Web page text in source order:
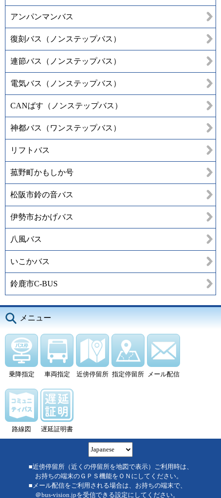
アンパンマンバス
復刻バス（ノンステップバス）
連節バス（ノンステップバス）
電気バス（ノンステップバス）
CANばす（ノンステップバス）
神都バス（ワンステップバス）
リフトバス
菰野町かもしか号
松阪市鈴の音バス
伊勢市おかげバス
八風バス
いこかバス
鈴鹿市C-BUS
メニュー
乗降指定 車両指定 近傍停留所 指定停留所 メール配信
路線図 遅延証明書
■近傍停留所（近くの停留所を地図で表示）ご利用時は、
お持ちの端末のＧＰＳ機能をＯＮにしてください。
■メール配信をご利用される場合は、お持ちの端末で、
＠bus-vision.jpを受信できる設定にしてください。